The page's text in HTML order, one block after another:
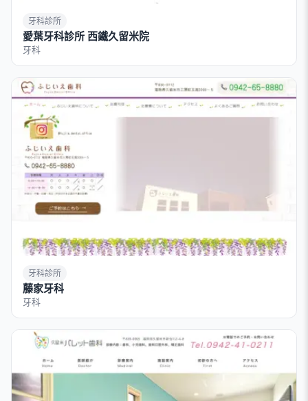
牙科診所
愛葉牙科診所 西鐵久留米院
牙科
牙科診所
藤家牙科
牙科